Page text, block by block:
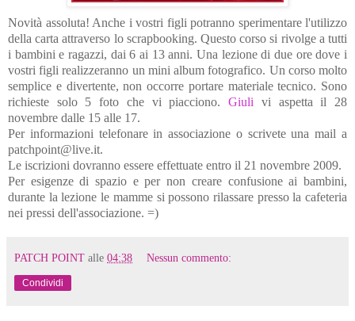
Novità assoluta! Anche i vostri figli potranno sperimentare l'utilizzo
della carta attraverso lo scrapbooking. Questo corso si rivolge a tutti
i bambini e ragazzi, dai 6 ai 13 anni. Una lezione di due ore dove i
vostri figli realizzeranno un mini album fotografico. Un corso molto
semplice e divertente, non occorre portare materiale tecnico. Sono
richieste solo 5 foto che vi piacciono.Giuli vi aspetta il 28
novembre dalle 15 alle 17.
Per informazioni telefonare in associazione o scrivete una mail a
patchpoint@live.it.
Le iscrizioni dovranno essere effettuate entro il 21 novembre 2009.
Per esigenze di spazio e per non creare confusione ai bambini,
durante la lezione le mamme si possono rilassare presso la cafeteria
nei pressi dell'associazione. =)
PATCH POINT alle 04:38 Nessun commento:
Condividi